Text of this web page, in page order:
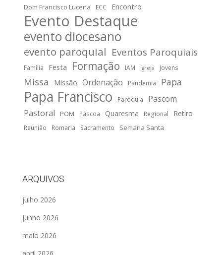
Dom Francisco Lucena
ECC Encontro
Evento Destaque
evento diocesano
evento paroquial Eventos Paroquiais
Família Festa Formação IAM Igreja Jovens
Missa Missão Ordenação Pandemia Papa
Papa Francisco Paróquia
Pascom
Pastoral
POM Páscoa Quaresma Regional Retiro
Reunião Romaria Sacramento Semana Santa
ARQUIVOS
julho 2026
junho 2026
maio 2026